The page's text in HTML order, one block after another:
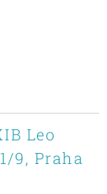
Leo
9, Praha